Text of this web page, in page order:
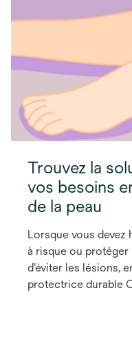
Trouvez la
vos besoins
de la peau
Lorsque vous devez
à risque ou protéger
d’éviter les lésions,
protectrice durable